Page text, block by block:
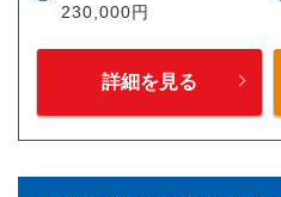
230,000円
詳細を見る